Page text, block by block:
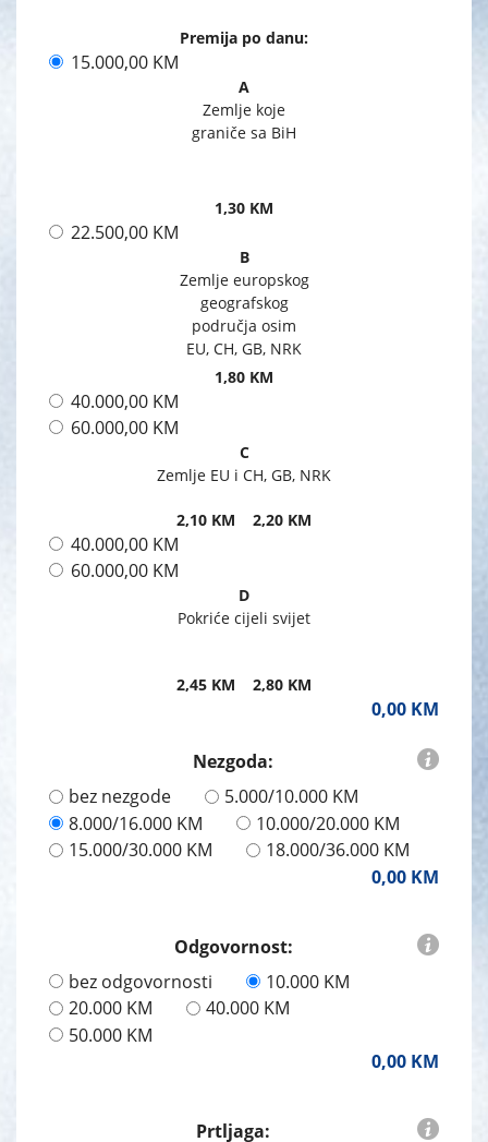
Premija po danu:
15.000,00 KM
A
Zemlje koje
graniče sa BiH
1,30 KM
22.500,00 KM
B
Zemlje europskog
geografskog
područja osim
EU, CH, GB, NRK
1,80 KM
40.000,00 KM
60.000,00 KM
C
Zemlje EU i CH, GB, NRK
2,10 KM 2,20 KM
40.000,00 KM
60.000,00 KM
D
Pokriće cijeli svijet
2,45 KM 2,80 KM
0,00 KM
Nezgoda:
bez nezgode
5.000/10.000 KM
8.000/16.000 KM
10.000/20.000 KM
15.000/30.000 KM
18.000/36.000 KM
0,00 KM
Odgovornost:
bez odgovornosti
10.000 KM
20.000 KM
40.000 KM
50.000 KM
0,00 KM
Prtljaga: